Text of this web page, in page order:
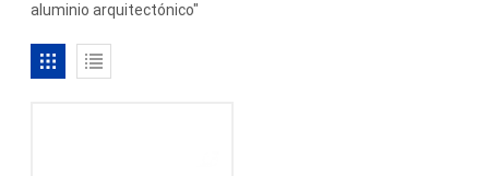
aluminio arquitectónico"